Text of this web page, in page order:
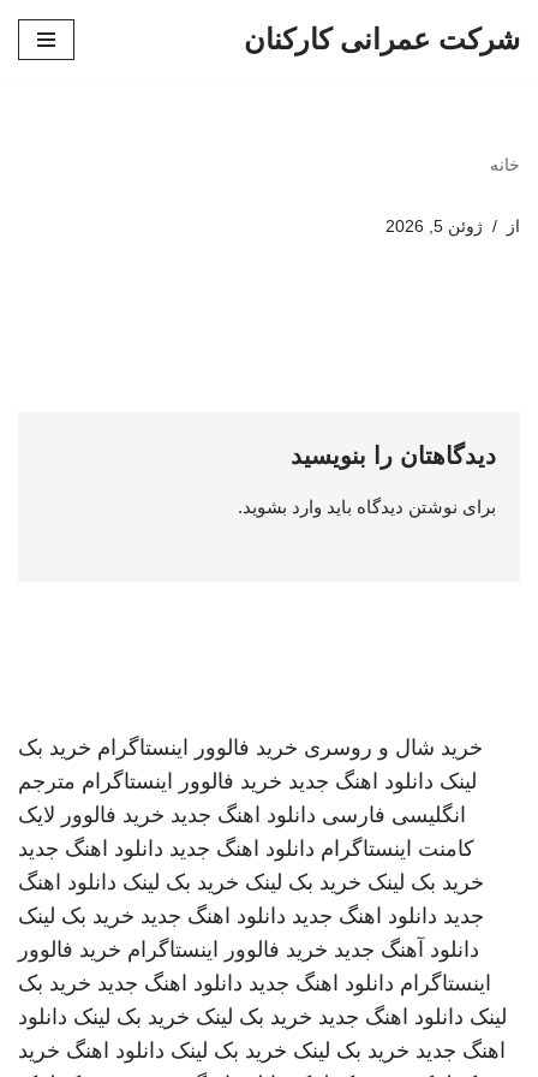
شرکت عمرانی کارکنان
خانه
از ژوئن 5, 2026
دیدگاهتان را بنویسید
برای نوشتن دیدگاه باید وارد بشوید.
خرید شال و روسری خرید فالوور اینستاگرام خرید بک
لینک دانلود اهنگ جدید خرید فالوور اینستاگرام مترجم
انگلیسی فارسی دانلود اهنگ جدید خرید فالوور لایک
کامنت اینستاگرام دانلود اهنگ جدید دانلود اهنگ جدید
خرید بک لینک خرید بک لینک خرید بک لینک دانلود اهنگ
جدید دانلود اهنگ جدید دانلود اهنگ جدید خرید بک لینک
دانلود آهنگ جدید خرید فالوور اینستاگرام خرید فالوور
اینستاگرام دانلود اهنگ جدید دانلود اهنگ جدید خرید بک
لینک دانلود اهنگ جدید خرید بک لینک خرید بک لینک دانلود
اهنگ جدید خرید بک لینک خرید بک لینک دانلود اهنگ خرید